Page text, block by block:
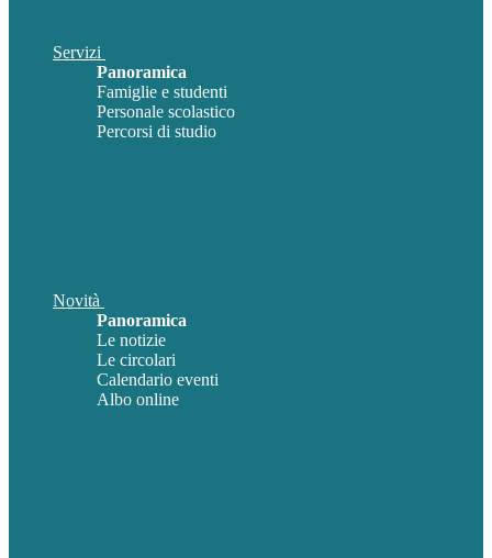
Servizi
Panoramica
Famiglie e studenti
Personale scolastico
Percorsi di studio
Novità
Panoramica
Le notizie
Le circolari
Calendario eventi
Albo online